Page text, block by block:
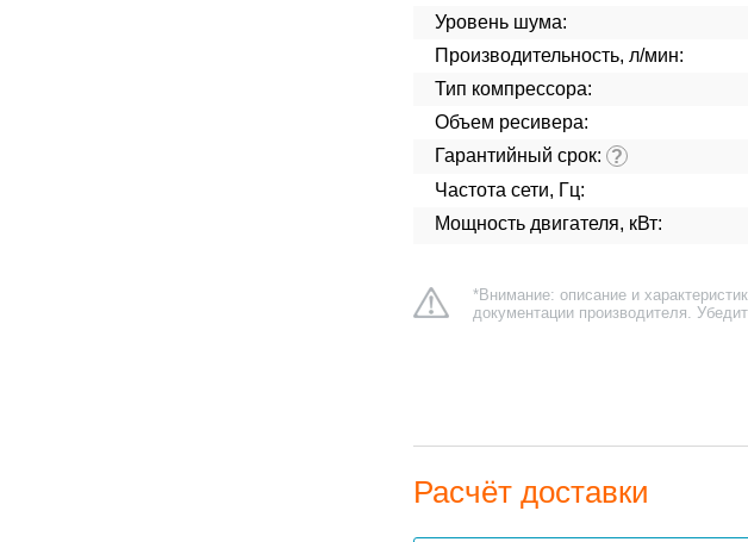
Уровень шума:
Производительность, л/мин:
Тип компрессора:
Объем ресивера:
Гарантийный срок: ?
Частота сети, Гц:
Мощность двигателя, кВт:
*Внимание: описание и
документации производителя.
Расчёт доставки